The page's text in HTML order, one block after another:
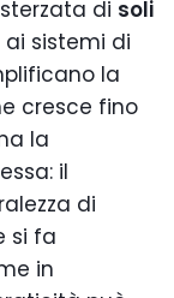
di soli
sistemi di
la
cresce fino
la
il
di
si fa
in